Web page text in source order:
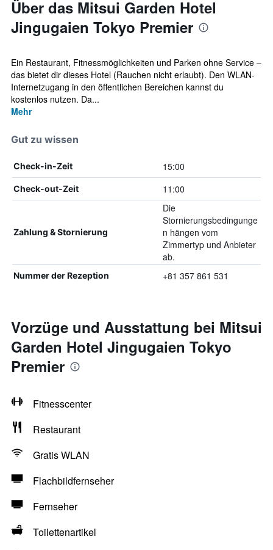
Über das Mitsui Garden Hotel
Jingugaien Tokyo Premier
Ein Restaurant, Fitnessmöglichkeiten und Parken ohne Service –
das bietet dir dieses Hotel (Rauchen nicht erlaubt). Den WLAN-
Internetzugang in den öffentlichen Bereichen kannst du
kostenlos nutzen. Da...
Mehr
Gut zu wissen
Check-in-Zeit 15:00
Check-out-Zeit 11:00
Zahlung & Stornierung
Die
Stornierungsbedingunge
n hängen vom
Zimmertyp und Anbieter
ab.
Nummer der Rezeption +81 357 861 531
Vorzüge und Ausstattung bei Mitsui
Garden Hotel Jingugaien Tokyo
Premier
Fitnesscenter
Restaurant
Gratis WLAN
Flachbildfernseher
Fernseher
Toilettenartikel